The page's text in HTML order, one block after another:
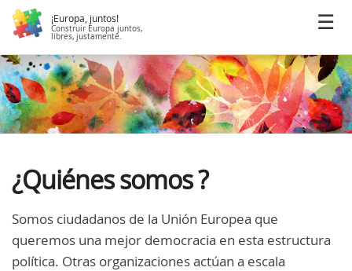
¡Europa, juntos!
Construir Europa juntos,
libres, justamente.
¿Quiénes somos ?
Somos ciudadanos de la Unión Europea que
queremos una mejor democracia en esta estructura
política. Otras organizaciones actúan a escala